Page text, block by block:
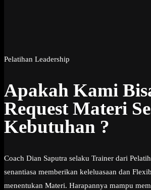
Pelatihan Leadership
Apakah Kami
Request Materi
Kebutuhan ?
Coach Dian Saputra selaku Trainer dari
senantiasa memberikan keleluasaan dan
menentukan Materi. Harapannya mampu